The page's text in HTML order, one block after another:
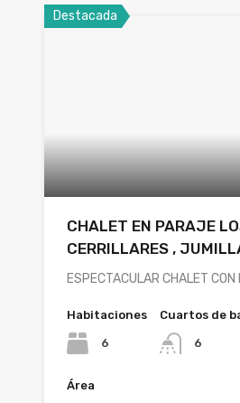
Destacada
CHALET EN PARAJE
CERRILLARES ,
ESPECTACULAR CHALET CON
Habitaciones
6
Cuartos de
6
Área